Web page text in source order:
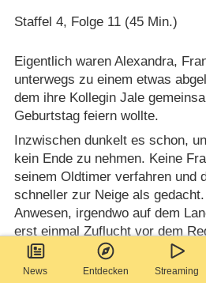
News Entdecken Streaming
Staffel 4, Folge 11 (45 Min.)
Eigentlich waren Alexandra,
unterwegs zu einem etwas
dem ihre Kollegin Jale
Geburtstag feiern wollte.
Inzwischen dunkelt es schon,
kein Ende zu nehmen. Keine
seinem Oldtimer verfahren und
schneller zur Neige als
Anwesen, irgendwo auf dem
erst einmal Zuflucht vor dem